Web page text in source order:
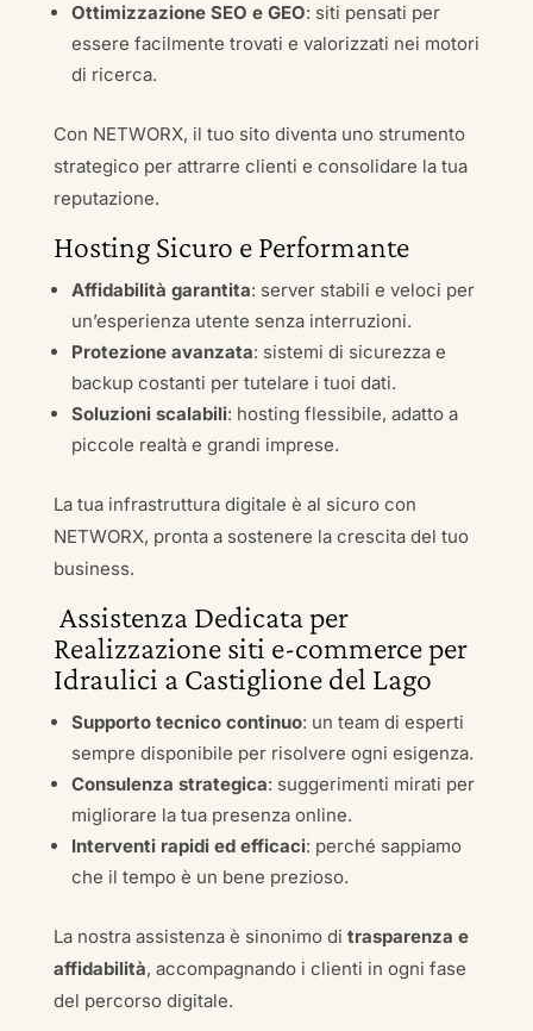
Ottimizzazione SEO e GEO: siti pensati per
essere facilmente trovati e valorizzati nei motori
di ricerca.
Con NETWORX, il tuo sito diventa uno strumento
strategico per attrarre clienti e consolidare la tua
reputazione.
Hosting Sicuro e Performante
Affidabilità garantita: server stabili e veloci per
un’esperienza utente senza interruzioni.
Protezione avanzata: sistemi di sicurezza e
backup costanti per tutelare i tuoi dati.
Soluzioni scalabili: hosting flessibile, adatto a
piccole realtà e grandi imprese.
La tua infrastruttura digitale è al sicuro con
NETWORX, pronta a sostenere la crescita del tuo
business.
Assistenza Dedicata per
Realizzazione siti e-commerce per
Idraulici a Castiglione del Lago
Supporto tecnico continuo: un team di esperti
sempre disponibile per risolvere ogni esigenza.
Consulenza strategica: suggerimenti mirati per
migliorare la tua presenza online.
Interventi rapidi ed efficaci: perché sappiamo
che il tempo è un bene prezioso.
La nostra assistenza è sinonimo di trasparenza e
affidabilità, accompagnando i clienti in ogni fase
del percorso digitale.